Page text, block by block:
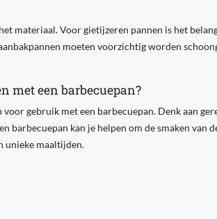
materiaal. Voor gietijzeren pannen is het
moeten voorzichtig worden
met een barbecuepan?
gebruik met een barbecuepan. Denk aan
barbecuepan kan je helpen om de smaken van
unieke maaltijden.